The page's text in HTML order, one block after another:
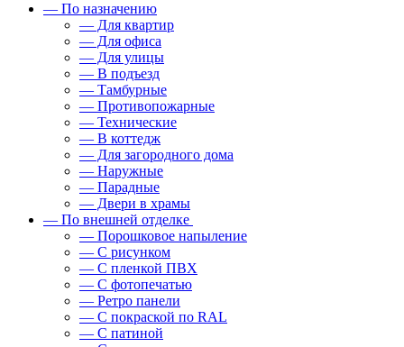
— По назначению
— Для квартир
— Для офиса
— Для улицы
— В подъезд
— Тамбурные
— Противопожарные
— Технические
— В коттедж
— Для загородного дома
— Наружные
— Парадные
— Двери в храмы
— По внешней отделке
— Порошковое напыление
— С рисунком
— С пленкой ПВХ
— С фотопечатью
— Ретро панели
— С покраской по RAL
— С патиной